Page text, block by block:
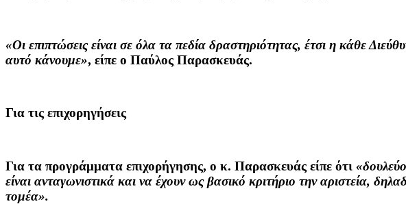
«Οι επιπτώσεις είναι σε όλα τα πεδία δραστηριότητας, έτσι η κάθε
αυτό κάνουμε», είπε ο Παύλος Παρασκευάς.
Για τις επιχορηγήσεις
Για τα προγράμματα επιχορήγησης, ο κ. Παρασκευάς είπε ότι
είναι ανταγωνιστικά και να έχουν ως βασικό κριτήριο την αριστεία,
τομέα».